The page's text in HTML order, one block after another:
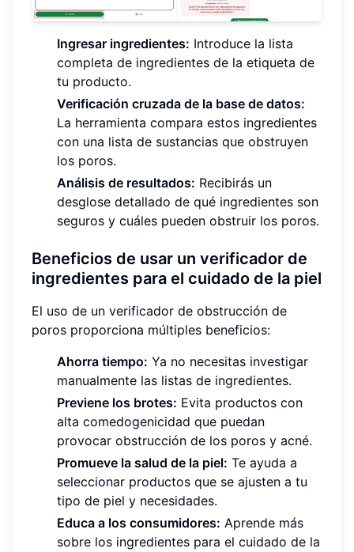
Ingresar ingredientes: Introduce la lista
completa de ingredientes de la etiqueta de
tu producto.
Verificación cruzada de la base de datos:
La herramienta compara estos ingredientes
con una lista de sustancias que obstruyen
los poros.
Análisis de resultados: Recibirás un
desglose detallado de qué ingredientes son
seguros y cuáles pueden obstruir los poros.
Beneficios de usar un verificador de
ingredientes para el cuidado de la piel
El uso de un verificador de obstrucción de
poros proporciona múltiples beneficios:
Ahorra tiempo: Ya no necesitas investigar
manualmente las listas de ingredientes.
Previene los brotes: Evita productos con
alta comedogenicidad que puedan
provocar obstrucción de los poros y acné.
Promueve la salud de la piel: Te ayuda a
seleccionar productos que se ajusten a tu
tipo de piel y necesidades.
Educa a los consumidores: Aprende más
sobre los ingredientes para el cuidado de la